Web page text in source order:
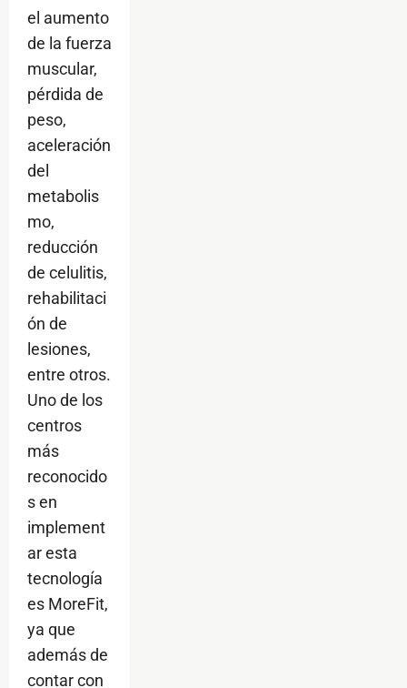
el aumento
de la fuerza
muscular,
pérdida de
peso,
aceleración
del
metabolis
mo,
reducción
de celulitis,
rehabilitaci
ón de
lesiones,
entre otros.
Uno de los
centros
más
reconocido
s en
implement
ar esta
tecnología
es MoreFit,
ya que
además de
contar con